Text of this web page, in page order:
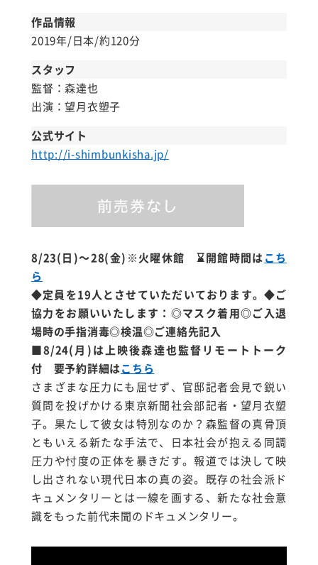
作品情報
2019年/日本/約120分
スタッフ
監督：森達也
出演：望月衣塑子
公式サイト
http://i-shimbunkisha.jp/
8/23(日)～28(金)※火曜休館 ⌛開館時間はこち
ら
◆定員を19人とさせていただいております。◆ご
協力をお願いいたします：◎マスク着用◎ご入退
場時の手指消毒◎検温◎ご連絡先記入
■8/24(月)は上映後森達也監督リモートトーク
付 要予約詳細はこちら
さまざまな圧力にも屈せず、官邸記者会見で鋭い
質問を投げかける東京新聞社会部記者・望月衣塑
子。果たして彼女は特別なのか？森監督の真骨頂
ともいえる新たな手法で、日本社会が抱える同調
圧力や忖度の正体を暴きだす。報道では決して映
し出されない現代日本の真の姿。既存の社会派ド
キュメンタリーとは一線を画する、新たな社会意
識をもった前代未聞のドキュメンタリー。